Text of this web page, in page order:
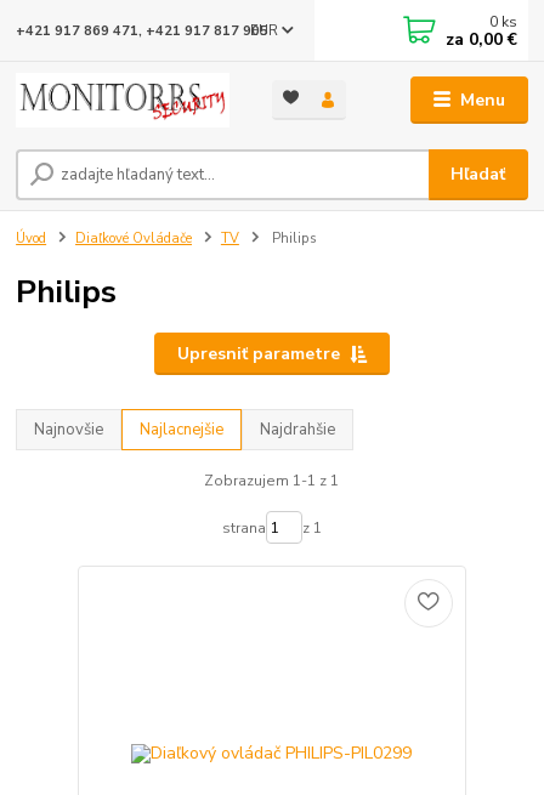
Menu
EUR
Hľadať
+421 917 869 471, +421 917 817 905 0 ks
za 0,00 €
Úvod Diaľkové Ovládače TV Philips
Philips
Upresniť parametre
Najnovšie Najlacnejšie Najdrahšie
Zobrazujem 1-1 z 1
strana z 1